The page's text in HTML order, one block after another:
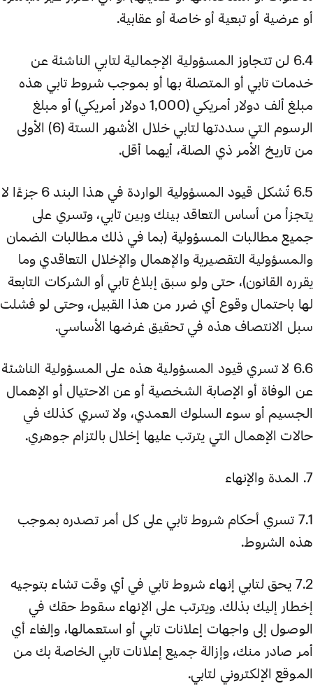
أو عرضية أو تبعية أو خاصة أو عقابية.
6.4 لن تتجاوز المسؤولية الإجمالية لتابي الناشئة عن
خدمات تابي أو المتصلة بها أو بموجب شروط تابي هذه
مبلغ ألف دولار أمريكي (1,000 دولار أمريكي) أو مبلغ
الرسوم التي سددتها لتابي خلال الأشهر الستة (6) الأولى
من تاريخ الأمر ذي الصلة، أيهما أقل.
6.5 تُشكل قيود المسؤولية الواردة في هذا البند 6 جزءًا لا
يتجزأ من أساس التعاقد بينك وبين تابي، وتسري على
جميع مطالبات المسؤولية (بما في ذلك مطالبات الضمان
والمسؤولية التقصيرية والإهمال والإخلال التعاقدي وما
يقرره القانون)، حتى ولو سبق إبلاغ تابي أو الشركات التابعة
لها باحتمال وقوع أي ضرر من هذا القبيل، وحتى لو فشلت
سبل الانتصاف هذه في تحقيق غرضها الأساسي.
6.6 لا تسري قيود المسؤولية هذه على المسؤولية الناشئة
عن الوفاة أو الإصابة الشخصية أو عن الاحتيال أو الإهمال
الجسيم أو سوء السلوك العمدي، ولا تسري كذلك في
حالات الإهمال التي يترتب عليها إخلال بالتزام جوهري.
7. المدة والإنهاء
7.1 تسري أحكام شروط تابي على كل أمر تصدره بموجب
هذه الشروط.
7.2 يحق لتابي إنهاء شروط تابي في أي وقت تشاء بتوجيه
إخطار إليك بذلك. ويترتب على الإنهاء سقوط حقك في
الوصول إلى واجهات إعلانات تابي أو استعمالها، وإلغاء أي
أمر صادر منك، وإزالة جميع إعلانات تابي الخاصة بك من
الموقع الإلكتروني لتابي.